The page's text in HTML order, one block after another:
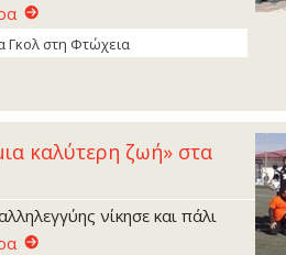
Γκoλ στη Φτώχεια
καλύτερη ζωή» στα
νίκησε και πάλι